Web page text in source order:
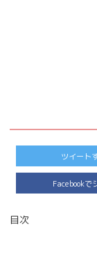
ツイート
Facebookで
目次